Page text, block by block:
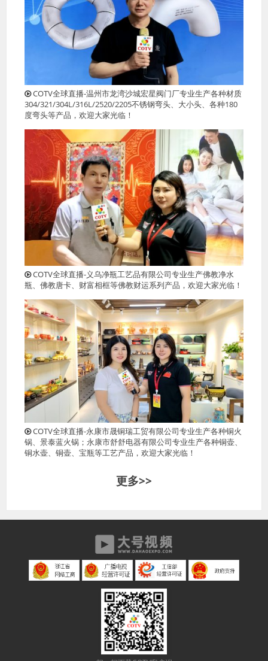
COTV全球直播-温州市龙湾沙城宏星阀门厂专业生产各种材质
304/321/304L/316L/2520/2205不锈钢弯头、大小头、各种180
度弯头等产品，欢迎大家光临！
COTV全球直播-义乌净瓶工艺品有限公司专业生产佛教净水
瓶、佛教唐卡、财富相框等佛教财运系列产品，欢迎大家光临！
COTV全球直播-永康市晟铜瑞工贸有限公司专业生产各种铜火
锅、景泰蓝火锅；永康市舒舒电器有限公司专业生产各种铜壶、
铜水壶、铜壶、宝瓶等工艺产品，欢迎大家光临！
更多>>